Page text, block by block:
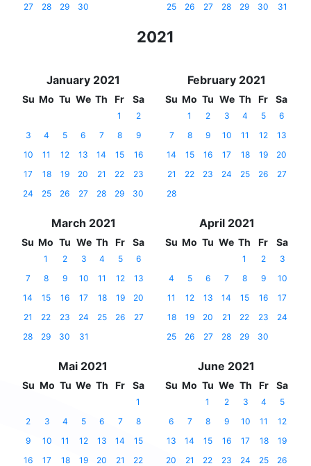
27
28 29 30
25
26 27 28 29 30 31
2021
January 2021
Su Mo Tu We Th Fr Sa
1
2
3
4 5 6 7 8
9
10
11 12 13 14 15
16
17
18 19 20 21 22
23
24
25 26 27 28 29 30
February 2021
Su Mo Tu We Th Fr Sa
1 2 3 4 5
6
7
8 9 10 11 12
13
14
15 16 17 18 19
20
21
22 23 24 25 26
27
28
March 2021
Su Mo Tu We Th Fr Sa
1 2 3 4 5
6
7
8 9 10 11 12
13
14
15 16 17 18 19
20
21
22 23 24 25 26
27
28
29 30 31
April 2021
Su Mo Tu We Th Fr Sa
1 2
3
4
5 6 7 8 9
10
11
12 13 14 15 16
17
18
19 20 21 22 23
24
25
26 27 28 29 30
Mai 2021
Su Mo Tu We Th Fr Sa
1
2
3 4 5 6 7
8
9
10 11 12 13 14
15
16
17 18 19 20 21
22
June 2021
Su Mo Tu We Th Fr Sa
1 2 3 4
5
6
7 8 9 10 11
12
13
14 15 16 17 18
19
20
21 22 23 24 25
26